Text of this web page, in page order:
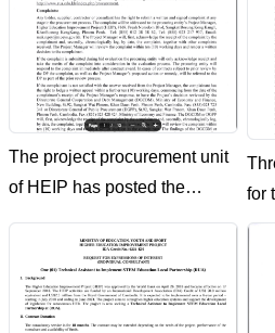
The project procurement unit
of HEIP has posted the
results of its contract awards
from 16th Sep 2021 to 15th
December 2021 For Goods
Contract:
for